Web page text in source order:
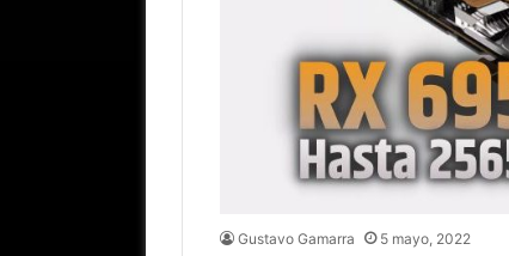
Gustavo Gamarra 5 mayo, 2022